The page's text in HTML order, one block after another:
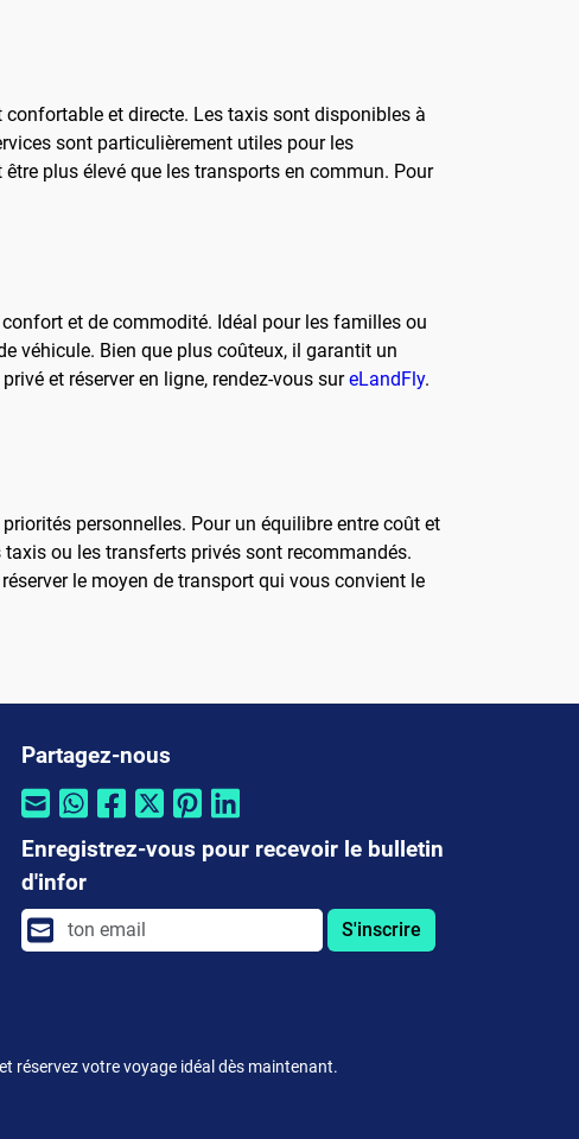
et directe. Les taxis sont disponibles à
sont particulièrement utiles pour les
plus élevé que les transports en commun. Pour
et de commodité. Idéal pour les familles ou
véhicule. Bien que plus coûteux, il garantit un
et réserver en ligne, rendez-vous sureLandFly.
personnelles. Pour un équilibre entre coût et
ou les transferts privés sont recommandés.
le moyen de transport qui vous convient le
Partagez-nous
Enregistrez-vous pour recevoir le bulletin
d'infor
S'inscrire
réservez votre voyage idéal dès maintenant.